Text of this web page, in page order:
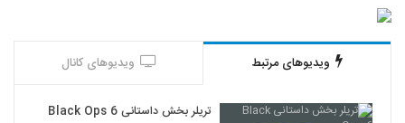
ویدیوهای مرتبط ویدیوهای کانال
تریلر بخش داستانی Black Ops 6